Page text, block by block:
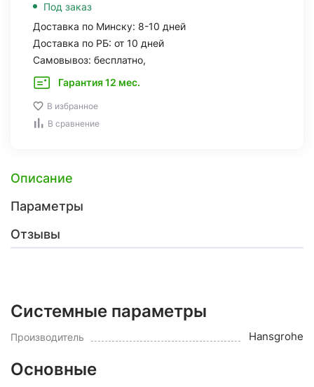
Под заказ
Доставка по Минску: 8-10 дней
Доставка по РБ: от 10 дней
Самовывоз: бесплатно,
Гарантия 12 мес.
В избранное
В сравнение
Описание
Параметры
Отзывы
Системные параметры
Производитель Hansgrohe
Основные